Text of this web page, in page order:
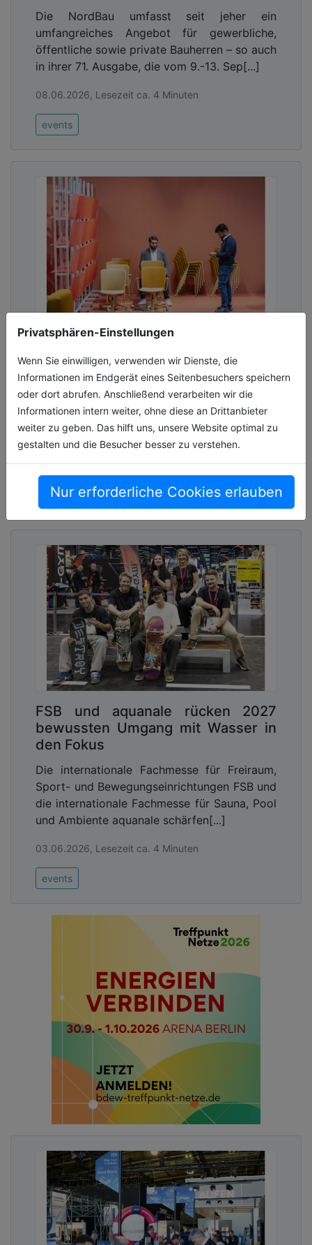
Privatsphären-Einstellungen
Wenn Sie einwilligen, verwenden wir Dienste, die
Informationen im Endgerät eines Seitenbesuchers speichern
oder dort abrufen. Anschließend verarbeiten wir die
Informationen intern weiter, ohne diese an Drittanbieter
weiter zu geben. Das hilft uns, unsere Website optimal zu
gestalten und die Besucher besser zu verstehen.
Nur erforderliche Cookies erlauben
Die NordBau umfasst seit jeher ein
umfangreiches Angebot für gewerbliche,
öffentliche sowie private Bauherren – so auch
in ihrer 71. Ausgabe, die vom 9.-13. Sep[...]
08.06.2026, Lesezeit ca. 4 Minuten
events
ORGATEC 2026 verzeichnet breite
internationale Beteiligung
Mit dem Launch der Ausstellersuche und des
aktuellen Hallenplans gibt die ORGATEC
einen ersten Einblick in die kommende
Messeausgabe. Bereits jetzt zeichnet sic[...]
08.06.2026, Lesezeit ca. 4 Minuten
events
FSB und aquanale rücken 2027
bewussten Umgang mit Wasser in
den Fokus
Die internationale Fachmesse für Freiraum,
Sport- und Bewegungseinrichtungen FSB und
die internationale Fachmesse für Sauna, Pool
und Ambiente aquanale schärfen[...]
03.06.2026, Lesezeit ca. 4 Minuten
events